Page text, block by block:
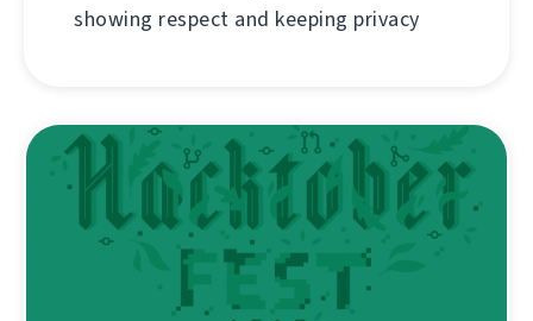
showing respect and keeping privacy